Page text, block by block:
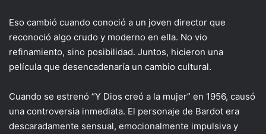
Eso cambió cuando conoció a un joven director que
reconoció algo crudo y moderno en ella. No vio
refinamiento, sino posibilidad. Juntos, hicieron una
película que desencadenaría un cambio cultural.
Cuando se estrenó “Y Dios creó a la mujer” en 1956, causó
una controversia inmediata. El personaje de Bardot era
descaradamente sensual, emocionalmente impulsiva y